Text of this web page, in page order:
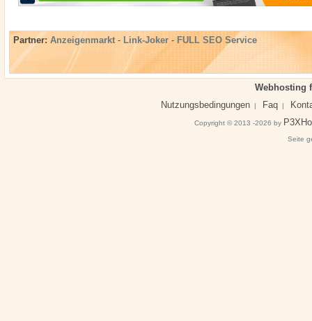
Partner: Anzeigenmarkt - Link-Joker - FULL SEO Service
Webhosting
Nutzungsbedingungen | Faq |
Copyright © 2013 -2026 by
Seite